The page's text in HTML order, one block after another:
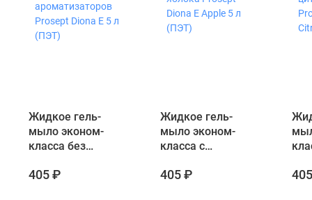
Жидкое гель-
мыло эконом-
класса без
ароматизаторов
405 ₽
Жидкое гель-
мыло эконом-
класса с
Prosept Diona E
405 ₽